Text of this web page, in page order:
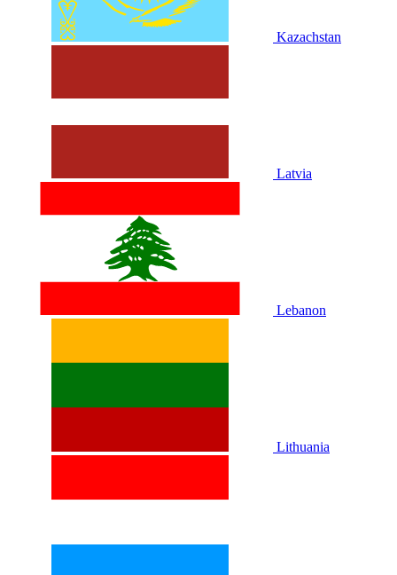
Kazachstan
Latvia
Lebanon
Lithuania